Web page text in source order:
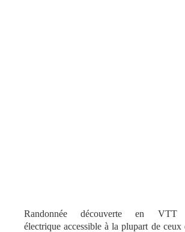
Randonnée découverte en VTT
électrique accessible à la plupart de